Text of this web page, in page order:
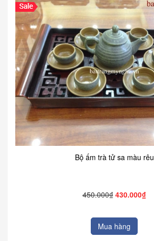
Bộ ấm trà tử sa màu rêu
450.000₫ 430.000₫
Mua hàng